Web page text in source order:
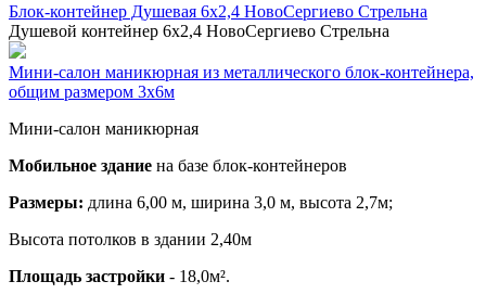
Блок-контейнер Душевая 6х2,4 НовоСергиево Стрельна
Душевой контейнер 6х2,4 НовоСергиево Стрельна
Мини-салон маникюрная из металлического блок-контейнера,
общим размером 3х6м
Мини-салон маникюрная
Мобильное здание на базе блок-контейнеров
Размеры: длина 6,00 м, ширина 3,0 м, высота 2,7м;
Высота потолков в здании 2,40м
Площадь застройки - 18,0м².